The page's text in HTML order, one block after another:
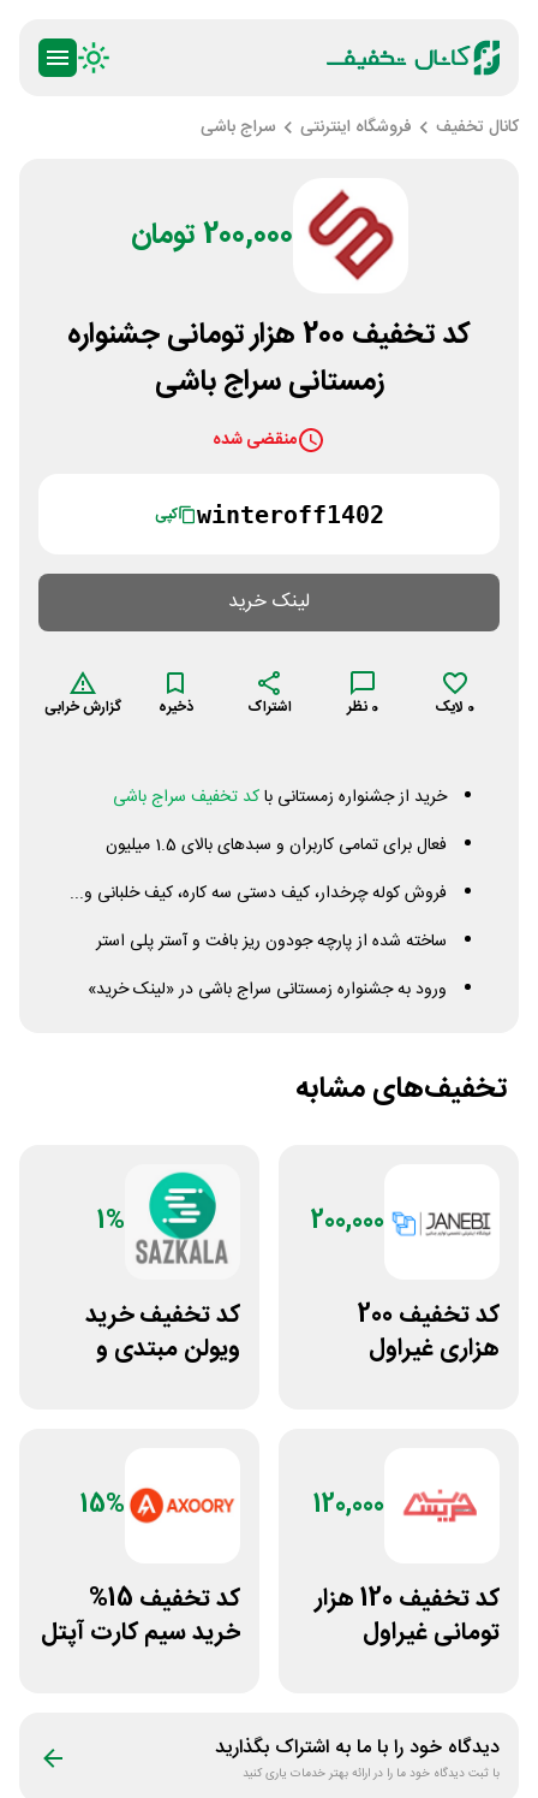
کانال تخفیف فروشگاه اینترنتی سراج باشی
200,000 تومان
کد تخفیف 200 هزار تومانی جشنواره
زمستانی سراج باشی
منقضی شده
winteroff1402 کپی
لینک خرید
0 لایک 0 نظر اشتراک ذخیره گزارش خرابی
خرید از جشنواره زمستانی باکد تخفیف سراج باشی
فعال برای تمامی کاربران و سبدهای بالای 1.5 میلیون
فروش کوله چرخدار، کیف دستی سه کاره، کیف خلبانی و...
ساخته شده از پارچه جودون ریز بافت و آستر پلی استر
ورود به جشنواره زمستانی سراج باشی در «لینک خرید»
تخفیف‌های مشابه
200,000
کد تخفیف 200
هزاری غیراول
1%
کد تخفیف خرید
ویولن مبتدی و
120,000
کد تخفیف 120 هزار
تومانی غیراول
15%
کد تخفیف 15%
خرید سیم کارت آپتل
دیدگاه خود را با ما به اشتراک بگذارید
با ثبت دیدگاه خود ما را در ارائه بهتر خدمات یاری کنید